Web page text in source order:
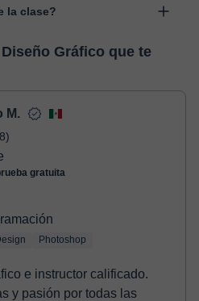
con muchas
a tiempo real. En el siguiente
del aula y conocerla:Ver aula
la clase?
mediante nuestro TPV virtual.
el pago:
clase, recibirás un e-mail de
Gráfico que te
M.
gratuita
Photoshop
e instructor calificado.
y pasión por todas las